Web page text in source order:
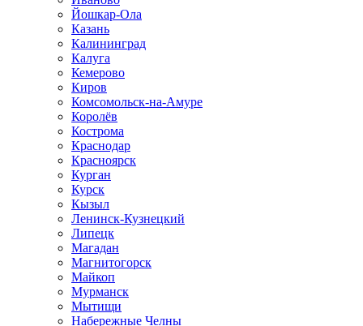
Йошкар-Ола
Казань
Калининград
Калуга
Кемерово
Киров
Комсомольск-на-Амуре
Королёв
Кострома
Краснодар
Красноярск
Курган
Курск
Кызыл
Ленинск-Кузнецкий
Липецк
Магадан
Магнитогорск
Майкоп
Мурманск
Мытищи
Набережные Челны